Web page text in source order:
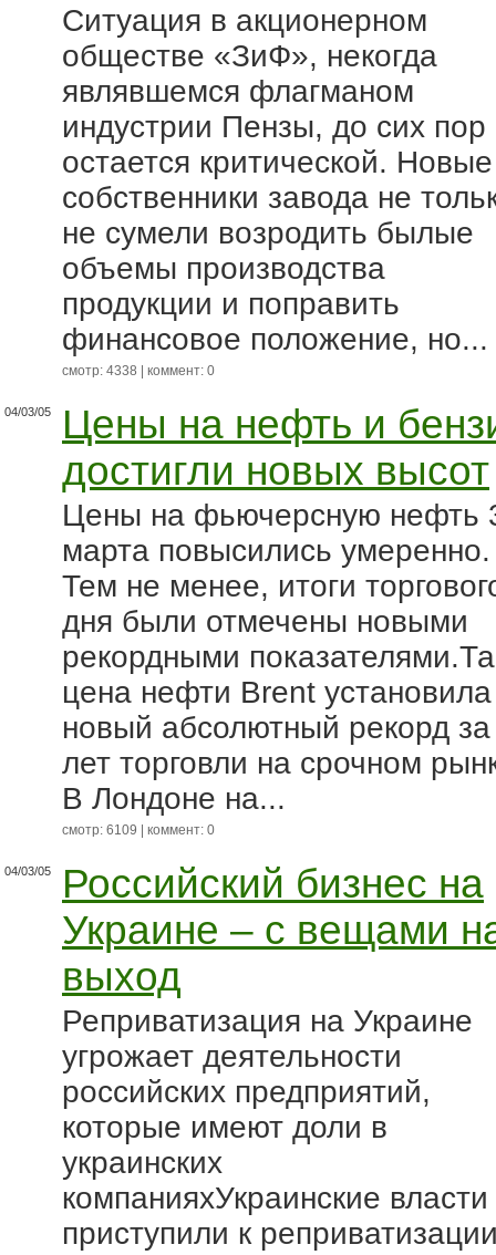
Ситуация в акционерном
обществе «ЗиФ», некогда
являвшемся флагманом
индустрии Пензы, до сих пор
остается критической. Новые
собственники завода не
не сумели возродить былые
объемы производства
продукции и поправить
финансовое положение, но...
смотр: 4338 | коммент: 0
04/03/05
Цены на нефть и
достигли новых высот
Цены на фьючерсную нефть
марта повысились умеренно.
Тем не менее, итоги
дня были отмечены новыми
рекордными
цена нефти Brent установила
новый абсолютный рекорд
лет торговли на срочном
В Лондоне на...
смотр: 6109 | коммент: 0
04/03/05
Российский бизнес на
Украине – с вещами
выход
Реприватизация на Украине
угрожает деятельности
российских предприятий,
которые имеют доли в
украинских
компанияхУкраинские власти
приступили к